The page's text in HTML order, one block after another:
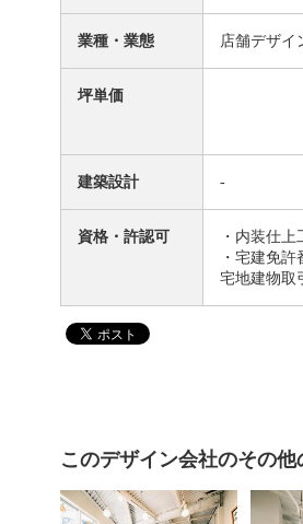
業種・業態 店舗デザイ
坪単価
建築設計 -
資格・許認可
・内装仕
・宅建免
宅地建物取
このデザイン会社のその他